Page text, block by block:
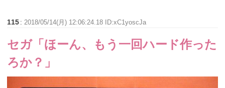
115 : 2018/05/14(月) 12:06:24.18 ID:xC1yoscJa
セガ「ほーん、もう一回ハード作った
ろか？」